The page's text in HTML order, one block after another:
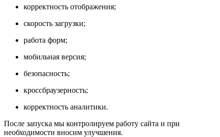
корректность отображения;
скорость загрузки;
работа форм;
мобильная версия;
безопасность;
кроссбраузерность;
корректность аналитики.
После запуска мы контролируем работу сайта и при
необходимости вносим улучшения.